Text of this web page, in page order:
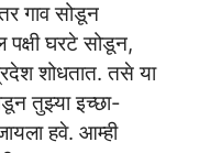
गाव सोडून
पक्षी घरटे सोडून,
शोधतात. तसे या
तुझ्या इच्छा-
हवे. आम्ही